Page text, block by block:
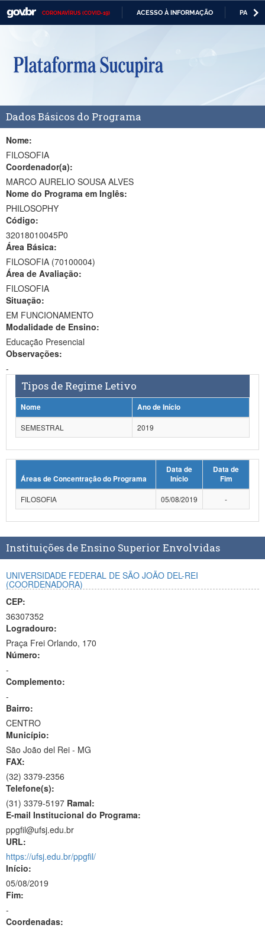
CORONAVÍRUS (COVID-19) ACESSO À INFORMAÇÃO
Casa Civil
Ministério da Defesa
Ministério da Economia
Ministério da Infraestrutura
Ministério da Educação
Ministério da Cidadania
Ministério da Saúde
Ministério da Ciência, Tecnologia, Inovações e Comunicações
Ministério do Meio Ambiente
Ministério do Turismo
Ministério do Desenvolvimento Regional
Controladoria-Geral da União
Ministério da Mulher, da Família e dos Direitos Humanos
Dados Básicos do Programa
Nome:
FILOSOFIA
Coordenador(a):
MARCO AURELIO SOUSA ALVES
Nome do Programa em Inglês:
PHILOSOPHY
Código:
32018010045P0
Área Básica:
FILOSOFIA (70100004)
Área de Avaliação:
FILOSOFIA
Situação:
EM FUNCIONAMENTO
Modalidade de Ensino:
Educação Presencial
Observações:
-
Tipos de Regime Letivo
Nome
Ano de Início
SEMESTRAL
2019
Áreas de Concentração do Programa
Data de
Início
Data de
Fim
FILOSOFIA
05/08/2019 -
Instituições de Ensino Superior Envolvidas
UNIVERSIDADE FEDERAL DE SÃO JOÃO DEL-REI
(COORDENADORA)
CEP:
36307352
Logradouro:
Praça Frei Orlando, 170
Número:
-
Complemento:
-
Bairro:
CENTRO
Município:
São João del Rei - MG
FAX:
(32) 3379-2356
Telefone(s):
(31) 3379-5197 Ramal:
E-mail Institucional do Programa:
ppgfil@ufsj.edu.br
URL:
https://ufsj.edu.br/ppgfil/
Início:
05/08/2019
Fim:
-
Coordenadas: